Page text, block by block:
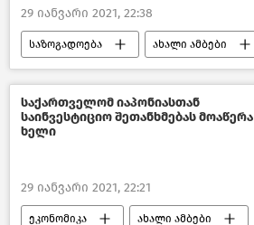
29 იანვარი 2021, 22:38
საზოგადოება ახალი ამბები
ავიამიმოსვლა საქართველოში
საქართველო
საქართველომ იაპონიასთან
საინვესტიციო შეთანხმებას მოაწერა
ხელი
29 იანვარი 2021, 22:21
ეკონომიკა ახალი ამბები